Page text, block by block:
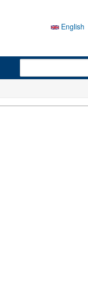
English
Search form